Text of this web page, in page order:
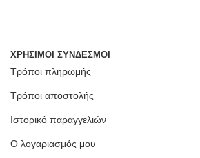
ΧΡΗΣΙΜΟΙ ΣΥΝΔΕΣΜΟΙ
Τρόποι πληρωμής
Τρόποι αποστολής
Ιστορικό παραγγελιών
Ο λογαριασμός μου